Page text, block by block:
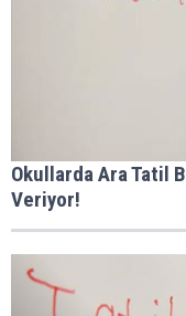
Okullarda Ara Tatil
Veriyor!